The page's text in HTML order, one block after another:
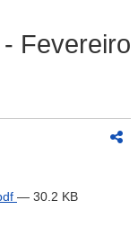
Fevereiro
— 30.2 KB